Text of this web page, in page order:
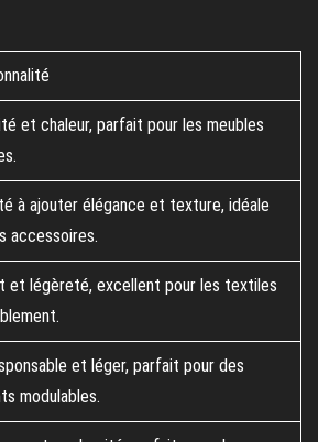
et chaleur, parfait pour les meubles
à ajouter élégance et texture, idéale
accessoires.
et légèreté, excellent pour les textiles
et léger, parfait pour des
modulables.